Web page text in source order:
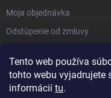
Tento web používa
tohto webu vyjadrujete
informácií tu.
Moja objednávka
Odstúpenie od zmluvy